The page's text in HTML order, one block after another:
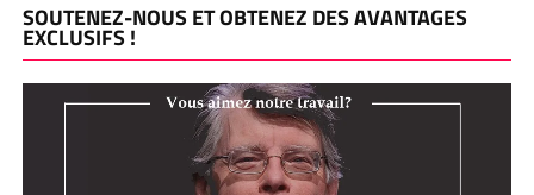
SOUTENEZ-NOUS ET OBTENEZ DES AVANTAGES
EXCLUSIFS !